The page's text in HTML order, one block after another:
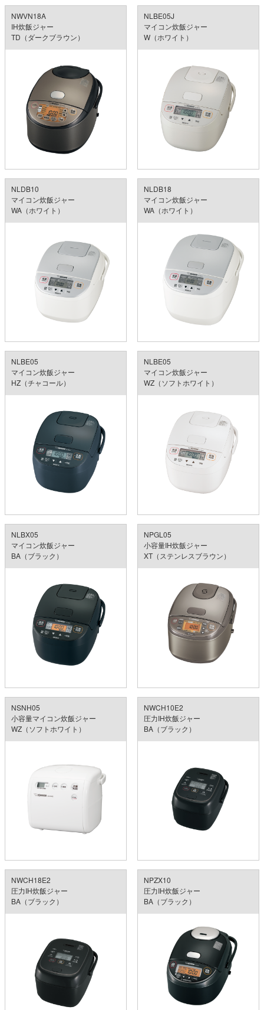
NWVN18A
IH炊飯ジャー
TD（ダークブラウン）
NLBE05J
マイコン炊飯ジャー
W（ホワイト）
NLDB10
マイコン炊飯ジャー
WA（ホワイト）
NLDB18
マイコン炊飯ジャー
WA（ホワイト）
NLBE05
マイコン炊飯ジャー
HZ（チャコール）
NLBE05
マイコン炊飯ジャー
WZ（ソフトホワイト）
NLBX05
マイコン炊飯ジャー
BA（ブラック）
NPGL05
小容量IH炊飯ジャー
XT（ステンレスブラウン）
NSNH05
小容量マイコン炊飯ジャー
WZ（ソフトホワイト）
NWCH10E2
圧力IH炊飯ジャー
BA（ブラック）
NWCH18E2
圧力IH炊飯ジャー
BA（ブラック）
NPZX10
圧力IH炊飯ジャー
BA（ブラック）